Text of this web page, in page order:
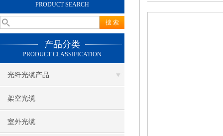
PRODUCT SEARCH
产品分类
PRODUCT CLASSIFICATION
光纤光缆产品
架空光缆
室外光缆